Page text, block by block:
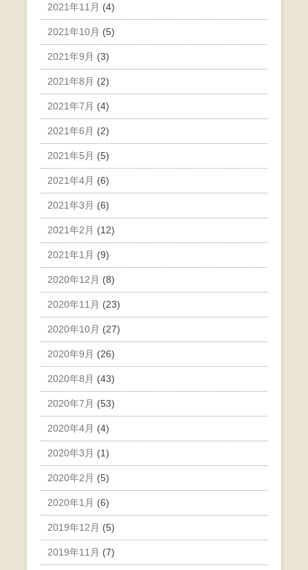
2021年11月 (4)
2021年10月 (5)
2021年9月 (3)
2021年8月 (2)
2021年7月 (4)
2021年6月 (2)
2021年5月 (5)
2021年4月 (6)
2021年3月 (6)
2021年2月 (12)
2021年1月 (9)
2020年12月 (8)
2020年11月 (23)
2020年10月 (27)
2020年9月 (26)
2020年8月 (43)
2020年7月 (53)
2020年4月 (4)
2020年3月 (1)
2020年2月 (5)
2020年1月 (6)
2019年12月 (5)
2019年11月 (7)